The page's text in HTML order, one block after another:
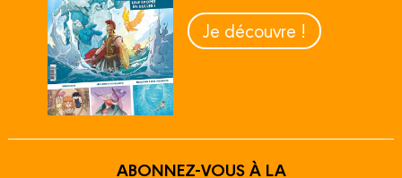
Je découvre !
ABONNEZ-VOUS À LA